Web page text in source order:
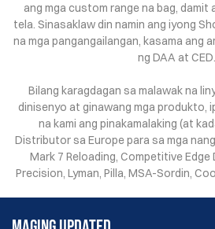
ang mga custom range na bag,
tela. Sinasaklaw din namin ang iyong
na mga pangangailangan, kasama ang
ng DAA at CED.
Bilang karagdagan sa malawak na
dinisenyo at ginawang mga produkto,
na kami ang pinakamalaking (at
Distributor sa Europe para sa mga
Mark 7 Reloading, Competitive Edge
Precision, Lyman, Pilla, MSA-Sordin,